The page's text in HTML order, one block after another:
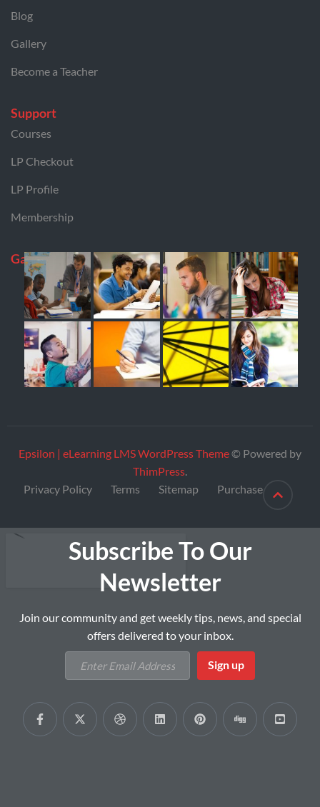
Blog
Gallery
Become a Teacher
Support
Courses
LP Checkout
LP Profile
Membership
Gallery
Epsilon | eLearning LMS WordPress Theme© Powered by
ThimPress.
Privacy Policy
Terms Sitemap Purchase
Subscribe To Our
Newsletter
Join our community and get weekly tips, news, and special
offers delivered to your inbox.